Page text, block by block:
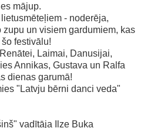
mājup.
- noderēja,
un visiem gardumiem, kas
festivālu!
Laimai, Danusijai,
Annikas, Gustava un Ralfa
dienas garumā!
"Latvju bērni danci veda"
vadītāja Ilze Buka